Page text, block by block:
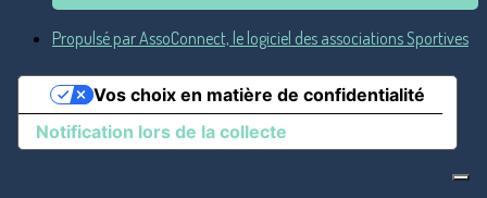
Propulsé par AssoConnect, le logiciel des associations Sportives
Notification lors de la collecte
Vos choix en matière de confidentialité